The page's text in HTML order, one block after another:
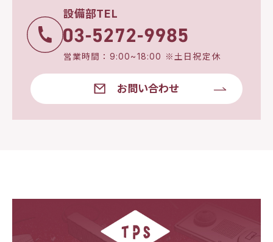
設備部TEL
営業時間：9:00~18:00 ※土日祝定休
お問い合わせ